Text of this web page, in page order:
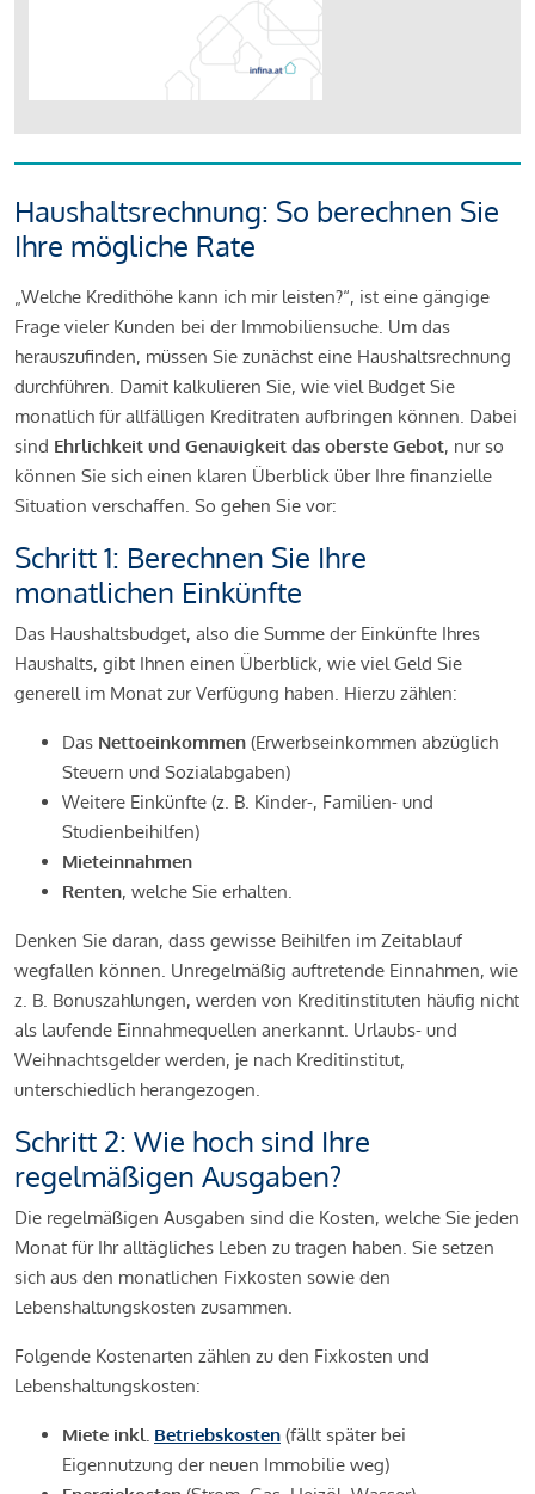
Haushaltsrechnung: So berechnen Sie
Ihre mögliche Rate
„Welche Kredithöhe kann ich mir leisten?“, ist eine gängige
Frage vieler Kunden bei der Immobiliensuche. Um das
herauszufinden, müssen Sie zunächst eine Haushaltsrechnung
durchführen. Damit kalkulieren Sie, wie viel Budget Sie
monatlich für allfälligen Kreditraten aufbringen können. Dabei
sind Ehrlichkeit und Genauigkeit das oberste Gebot, nur so
können Sie sich einen klaren Überblick über Ihre finanzielle
Situation verschaffen. So gehen Sie vor:
Schritt 1: Berechnen Sie Ihre
monatlichen Einkünfte
Das Haushaltsbudget, also die Summe der Einkünfte Ihres
Haushalts, gibt Ihnen einen Überblick, wie viel Geld Sie
generell im Monat zur Verfügung haben. Hierzu zählen:
Das Nettoeinkommen (Erwerbseinkommen abzüglich
Steuern und Sozialabgaben)
Weitere Einkünfte (z. B. Kinder-, Familien- und
Studienbeihilfen)
Mieteinnahmen
Renten, welche Sie erhalten.
Denken Sie daran, dass gewisse Beihilfen im Zeitablauf
wegfallen können. Unregelmäßig auftretende Einnahmen, wie
z. B. Bonuszahlungen, werden von Kreditinstituten häufig nicht
als laufende Einnahmequellen anerkannt. Urlaubs- und
Weihnachtsgelder werden, je nach Kreditinstitut,
unterschiedlich herangezogen.
Schritt 2: Wie hoch sind Ihre
regelmäßigen Ausgaben?
Die regelmäßigen Ausgaben sind die Kosten, welche Sie jeden
Monat für Ihr alltägliches Leben zu tragen haben. Sie setzen
sich aus den monatlichen Fixkosten sowie den
Lebenshaltungskosten zusammen.
Folgende Kostenarten zählen zu den Fixkosten und
Lebenshaltungskosten:
Miete inkl. Betriebskosten (fällt später bei
Eigennutzung der neuen Immobilie weg)